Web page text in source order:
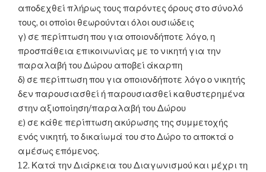
αποδεχθεί πλήρως τους παρόντες όρους στο σύνολό
τους, οι οποίοι θεωρούνται όλοι ουσιώδεις
γ) σε περίπτωση που για οποιονδήποτε λόγο, η
προσπάθεια επικοινωνίας με το νικητή για την
παραλαβή του Δώρου αποβεί άκαρπη
δ) σε περίπτωση που για οποιονδήποτε λόγο ο νικητής
δεν παρουσιασθεί ή παρουσιασθεί καθυστερημένα
στην αξιοποίηση/παραλαβή του Δώρου
ε) σε κάθε περίπτωση ακύρωσης της συμμετοχής
ενός νικητή, το δικαίωμά του στο Δώρο το αποκτά ο
αμέσως επόμενος.
12. Κατά την Διάρκεια του Διαγωνισμού και μέχρι τη